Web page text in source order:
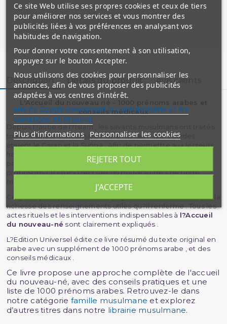
Description Détails du produit Avis clients
L'Accueil du nouveau né - 1000 prénoms arabes et
conseils médicaux
Depuis l?aube de l?Islam , les savants musulmans ont traités
tous les sujets concernant l?être humain , leurs guides
étaient le Coran et la Sunna . Afin de permettre aux lecteurs
par ALLAH lors de la naissance d?un enfant , nous vous
proposons ce livre « l?Accueil du nouveau-né » de notre
richesse des renseignements utiles qu?il renferme . Tous les
actes rituels et les interventions indispensables à l?Accueil
du nouveau-né sont clairement expliqués .
L?Edition Universel édite ce livre résumé du texte original en
arabe avec un supplément de 1000 prénoms arabe , et des
conseils médicaux .
Ce livre propose une approche complète de l'accueil
du nouveau-né, avec des conseils pratiques et une
liste de 1000 prénoms arabes. Retrouvez-le dans
notre catégorie famille musulmane et explorez
d’autres titres dans notre librairie musulmane.
Ce site Web utilise ses propres cookies et ceux de tiers
pour améliorer nos services et vous montrer des
publicités liées à vos préférences en analysant vos
habitudes de navigation.
Pour donner votre consentement à son utilisation,
appuyez sur le bouton Accepter.
Nous utilisons des cookies pour personnaliser les
annonces, afin de vous proposer des publicités
adaptées à vos centres d'intérêt.
site de Google concernant la confidentialité et les
conditions d'utilisation
Plus d'informations Personnaliser les cookies
REJETER TOUT
J'ACCEPTE